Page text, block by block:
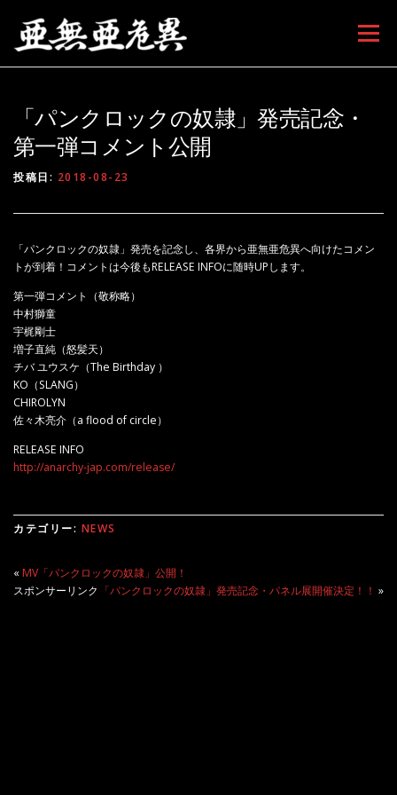
メニュー
「パンクロックの奴隷」発売記念・
第一弾コメント公開
投稿日: 2018-08-23
「パンクロックの奴隷」発売を記念し、各界から亜無亜危異へ向けたコメン
トが到着！コメントは今後もRELEASE INFOに随時UPします。
第一弾コメント（敬称略）
中村獅童
宇梶剛士
増子直純（怒髪天）
チバユウスケ（The Birthday ）
KO （SLANG）
CHIROLYN
佐々木亮介（a flood of circle）
RELEASE INFO
http://anarchy-jap.com/release/
カテゴリー: NEWS
« MV「パンクロックの奴隷」公開！
「パンクロックの奴隷」発売記念・パネル展開催決定！！ »
スポンサーリンク